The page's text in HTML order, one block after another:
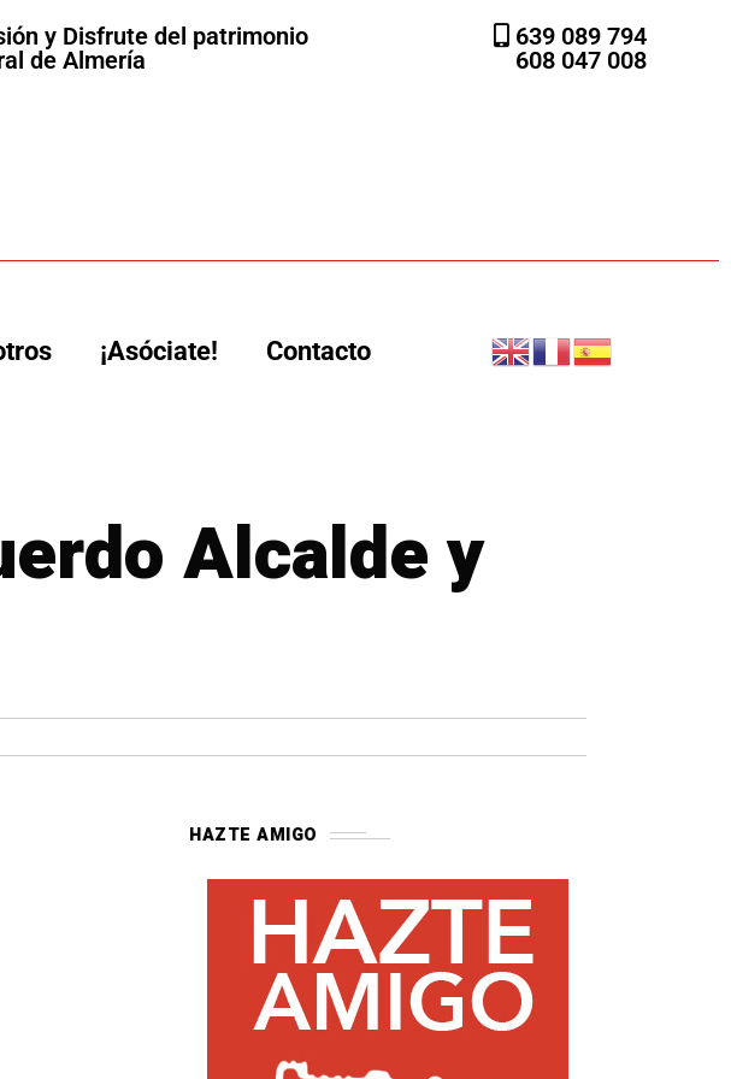
y Disfrute del patrimonio
de Almería
639 089 794
608 047 008
¡Asóciate! Contacto
Alcalde y
HAZTE AMIGO